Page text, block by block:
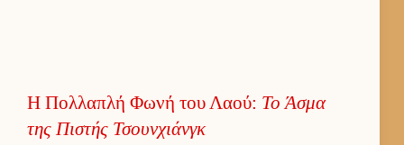
Η Πολλαπλή Φωνή του Λαού: Το Άσμα
της Πιστής Τσουν­χιάνγκ